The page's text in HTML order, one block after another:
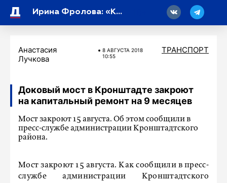
Ирина Фролова: «Комфортная среда будто по линеечке»
Анастасия
Лучкова
8 АВГУСТА 2018
10:55
ТРАНСПОРТ
Доковый мост в Кронштадте закроют
на капитальный ремонт на 9 месяцев
Мост закроют 15 августа. Об этом сообщили в
пресс-службе администрации Кронштадтского
района.
Мост закроют 15 августа. Как сообщили в пресс-
службе администрации Кронштадтского